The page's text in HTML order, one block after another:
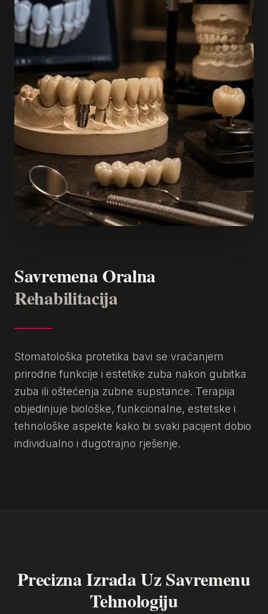
Savremena Oralna
Rehabilitacija
Stomatološka protetika bavi se vraćanjem
prirodne funkcije i estetike zuba nakon gubitka
zuba ili oštećenja zubne supstance. Terapija
objedinjuje biološke, funkcionalne, estetske i
tehnološke aspekte kako bi svaki pacijent dobio
individualno i dugotrajno rješenje.
Precizna Izrada Uz Savremenu
Tehnologiju